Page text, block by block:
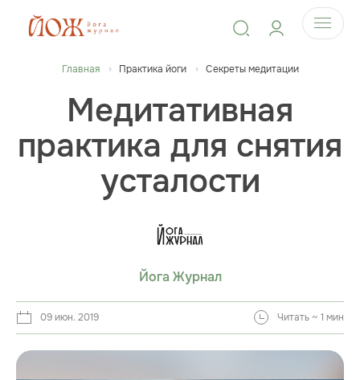
Главная Практика йоги Секреты медитации
Медитативная
практика для снятия
усталости
Йога Журнал
09 июн. 2019 Читать ~ 1 мин